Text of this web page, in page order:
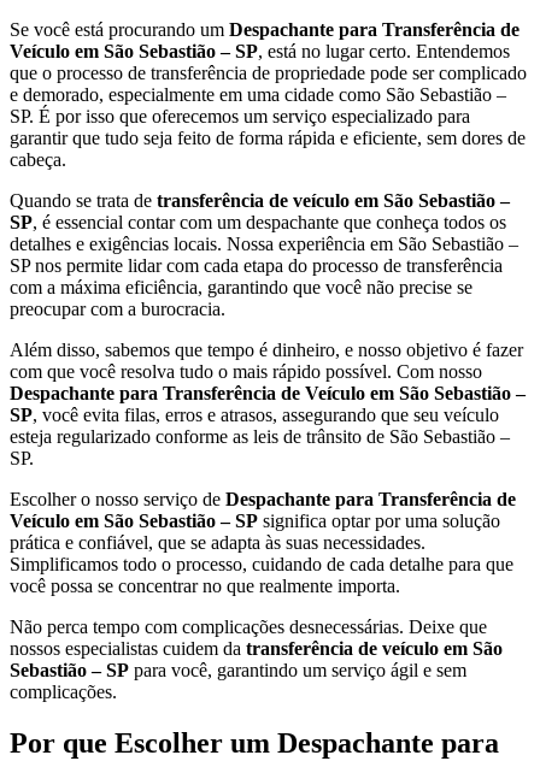
Se você está procurando um Despachante para Transferência de
Veículo em São Sebastião – SP, está no lugar certo. Entendemos
que o processo de transferência de propriedade pode ser complicado
e demorado, especialmente em uma cidade como São Sebastião –
SP. É por isso que oferecemos um serviço especializado para
garantir que tudo seja feito de forma rápida e eficiente, sem dores de
cabeça.
Quando se trata de transferência de veículo em São Sebastião –
SP, é essencial contar com um despachante que conheça todos os
detalhes e exigências locais. Nossa experiência em São Sebastião –
SP nos permite lidar com cada etapa do processo de transferência
com a máxima eficiência, garantindo que você não precise se
preocupar com a burocracia.
Além disso, sabemos que tempo é dinheiro, e nosso objetivo é fazer
com que você resolva tudo o mais rápido possível. Com nosso
Despachante para Transferência de Veículo em São Sebastião –
SP, você evita filas, erros e atrasos, assegurando que seu veículo
esteja regularizado conforme as leis de trânsito de São Sebastião –
SP.
Escolher o nosso serviço de Despachante para Transferência de
Veículo em São Sebastião – SP significa optar por uma solução
prática e confiável, que se adapta às suas necessidades.
Simplificamos todo o processo, cuidando de cada detalhe para que
você possa se concentrar no que realmente importa.
Não perca tempo com complicações desnecessárias. Deixe que
nossos especialistas cuidem da transferência de veículo em São
Sebastião – SP para você, garantindo um serviço ágil e sem
complicações.
Por que Escolher um Despachante para